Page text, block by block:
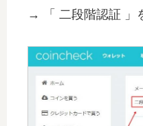
→ 「 二段階認証 」